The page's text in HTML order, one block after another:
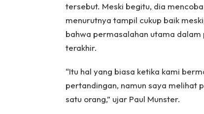
tersebut. Meski begitu, dia
menurutnya tampil cukup baik
bahwa permasalahan utama
terakhir.
“Itu hal yang biasa ketika kami
pertandingan, namun saya melihat
satu orang,” ujar Paul Munster.